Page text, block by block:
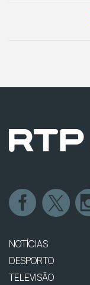
NOTÍCIAS
DESPORTO
TELEVISÃO